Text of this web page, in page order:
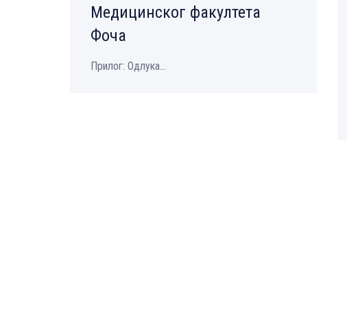
Медицинског факултета
Фоча
Прилог: Одлука...